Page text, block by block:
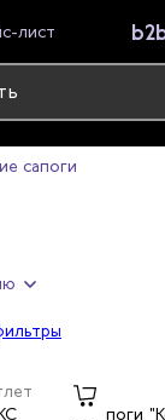
лист
сапоги